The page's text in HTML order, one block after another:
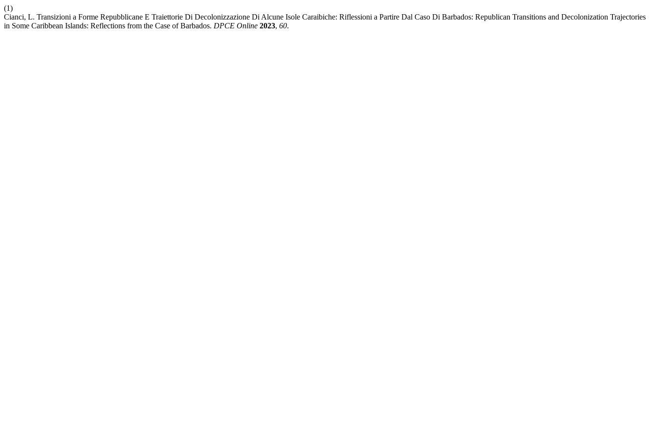
(1)
Cianci, L. Transizioni a Forme Repubblicane E Traiettorie Di Decolonizzazione Di Alcune Isole Caraibiche: Riflessioni a Partire Dal Caso Di Barbados: Republican Transitions and Decolonization Trajectories
in Some Caribbean Islands: Reflections from the Case of Barbados. DPCE Online 2023, 60.